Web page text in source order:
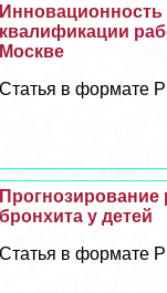
квалификации
Москве
Статья в формате
Прогнозирование
бронхита у детей
Статья в формате